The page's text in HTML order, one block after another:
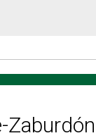
Zaburdón